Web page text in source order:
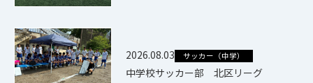
2026.08.03 サッカー（中学）
中学校サッカー部 北区リーグ